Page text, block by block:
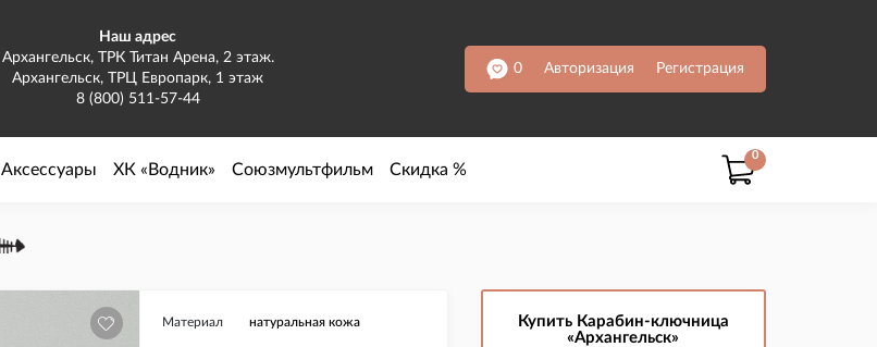
Наш адрес
Архангельск, ТРК Титан Арена, 2 этаж.
Архангельск, ТРЦ Европарк, 1 этаж
8 (800) 511-57-44
0 Авторизация Регистрация
Аксессуары ХК «Водник» Союзмультфильм Скидка %
0
Материал натуральная кожа
Купить Карабин-ключница
«Архангельск»